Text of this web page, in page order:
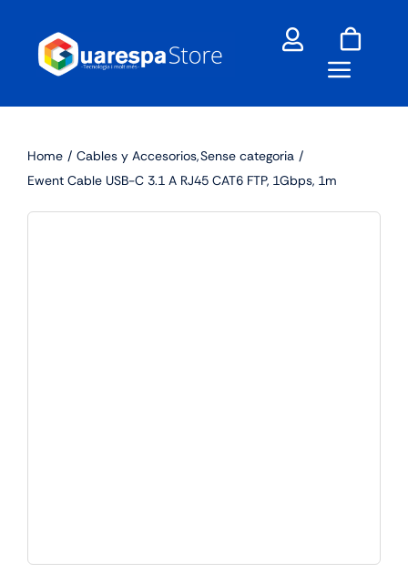
content
Home Cables y Accesorios Sense categoria
Ewent Cable USB-C 3.1 A RJ45 CAT6 FTP, 1Gbps, 1m